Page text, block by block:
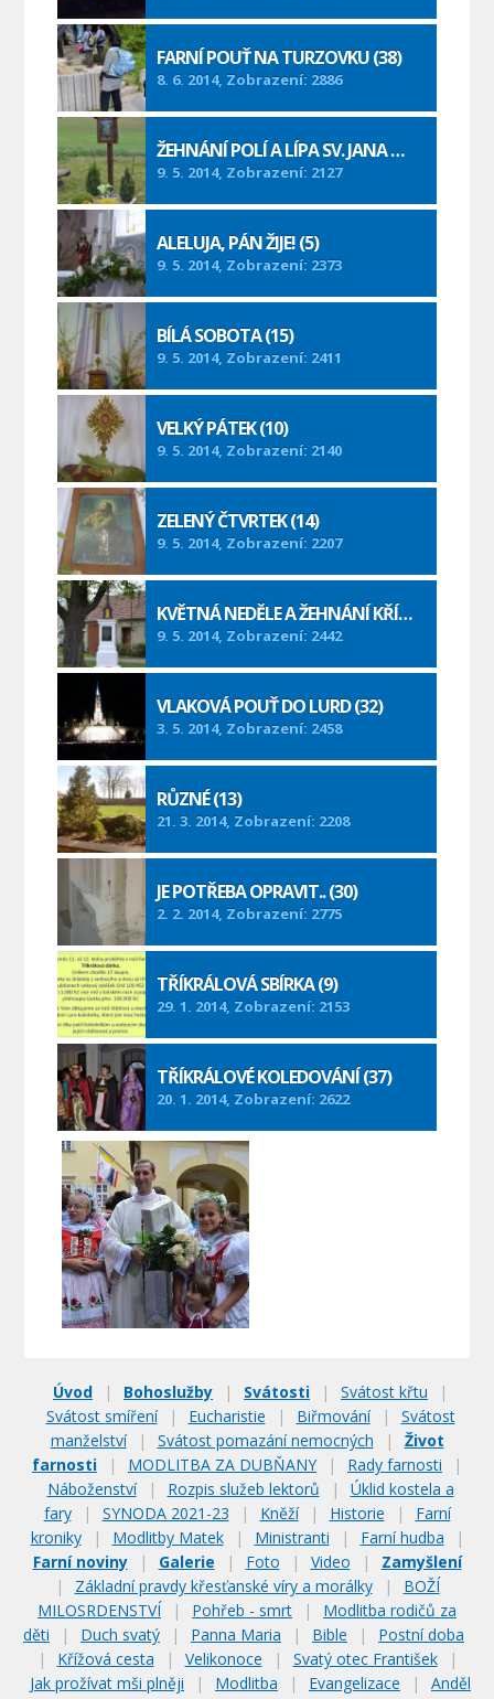
FARNÍ POUŤ NA TURZOVKU (38)
8. 6. 2014, Zobrazení: 2886
ŽEHNÁNÍ POLÍ A LÍPA SV. JANA PAVLA II. (19)
9. 5. 2014, Zobrazení: 2127
ALELUJA, PÁN ŽIJE! (5)
9. 5. 2014, Zobrazení: 2373
BÍLÁ SOBOTA (15)
9. 5. 2014, Zobrazení: 2411
VELKÝ PÁTEK (10)
9. 5. 2014, Zobrazení: 2140
ZELENÝ ČTVRTEK (14)
9. 5. 2014, Zobrazení: 2207
KVĚTNÁ NEDĚLE A ŽEHNÁNÍ KŘÍŽE (14)
9. 5. 2014, Zobrazení: 2442
VLAKOVÁ POUŤ DO LURD (32)
3. 5. 2014, Zobrazení: 2458
RŮZNÉ (13)
21. 3. 2014, Zobrazení: 2208
JE POTŘEBA OPRAVIT.. (30)
2. 2. 2014, Zobrazení: 2775
TŘÍKRÁLOVÁ SBÍRKA (9)
29. 1. 2014, Zobrazení: 2153
TŘÍKRÁLOVÉ KOLEDOVÁNÍ (37)
20. 1. 2014, Zobrazení: 2622
Úvod | Bohoslužby | Svátosti | Svátost křtu
|
Svátost smíření
| Eucharistie | Biřmování |
Svátost
manželství
| Svátost pomazání nemocných |
Život
farnosti
| MODLITBA ZA DUBŇANY | Rady farnosti
|
Náboženství
| Rozpis služeb lektorů |
Úklid kostela a
fary
| SYNODA 2021-23 | Kněží | Historie |
Farní
kroniky
| Modlitby Matek | Ministranti | Farní hudba
|
Farní noviny
| Galerie | Foto | Video |
Zamyšlení
|
Základní pravdy křesťanské víry a morálky |
BOŽÍ
MILOSRDENSTVÍ
| Pohřeb - smrt |
Modlitba rodičů za
děti
| Duch svatý | Panna Maria | Bible |
Postní doba
|
Křížová cesta | Velikonoce | Svatý otec František
|
Jak prožívat mši plněji
| Modlitba | Evangelizace |
Anděl